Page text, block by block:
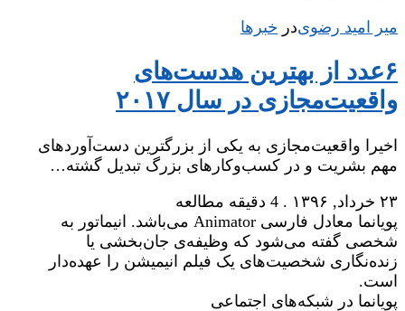
میر امید رضویدر خبرها
۶عدد از بهترین هد‌ست‌های
واقعیت‌مجازی در سال ۲۰۱۷
اخیرا واقعیت‌مجازی به یکی از بزرگترین دست‌آورد‌های
مهم بشریت و در کسب‌و‌کارهای بزرگ تبدیل گشته…
۲۳ خرداد, ۱۳۹۶
. 4 دقیقه مطالعه
پویانما معادل فارسی Animator می‌باشد. انیماتور به
شخصی گفته می‌شود که وظیفه‌ی جان‌بخشی یا
زنده‌نگاری شخصیت‌های یک فیلم انیمیشن را عهده‌دار
است.
پویانما در شبکه‌های اجتماعی